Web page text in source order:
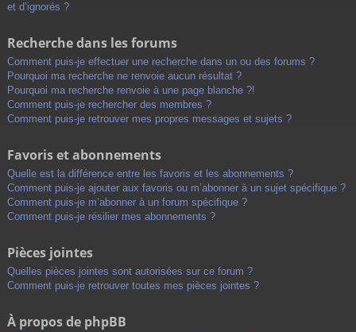
et d’ignorés ?
Recherche dans les forums
Comment puis-je effectuer une recherche dans un ou des forums ?
Pourquoi ma recherche ne renvoie aucun résultat ?
Pourquoi ma recherche renvoie à une page blanche ?!
Comment puis-je rechercher des membres ?
Comment puis-je retrouver mes propres messages et sujets ?
Favoris et abonnements
Quelle est la différence entre les favoris et les abonnements ?
Comment puis-je ajouter aux favoris ou m’abonner à un sujet spécifique ?
Comment puis-je m’abonner à un forum spécifique ?
Comment puis-je résilier mes abonnements ?
Pièces jointes
Quelles pièces jointes sont autorisées sur ce forum ?
Comment puis-je retrouver toutes mes pièces jointes ?
À propos de phpBB